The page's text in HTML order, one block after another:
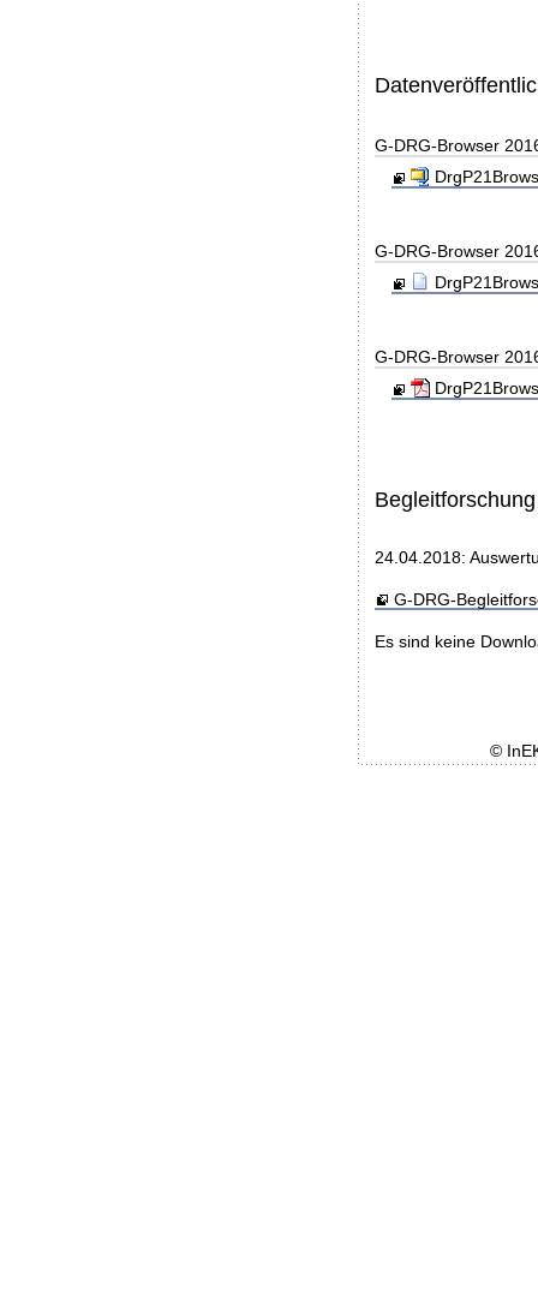
G-DRG-Browser
G-DRG-Browser
G-DRG-Browser
Begleitforschung
24.04.2018:
G-DRG-
Es sind keine
©